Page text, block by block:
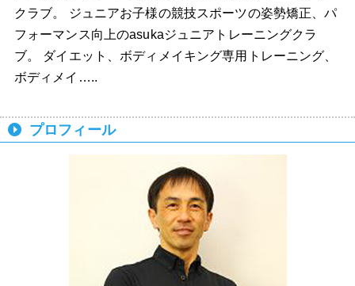
クラブ。 ジュニアお子様の競技スポーツの姿勢矯正、パ
フォーマンス向上のasukaジュニアトレーニングクラ
ブ。 ダイエット、ボディメイキング専用トレーニング、
ボディメイ…..
プロフィール